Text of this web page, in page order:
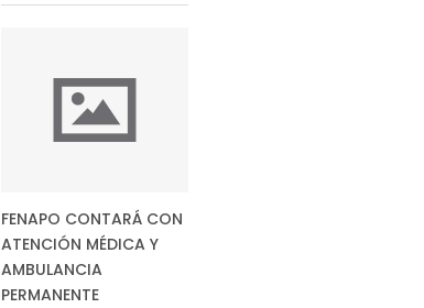
FENAPO CONTARÁ CON
ATENCIÓN MÉDICA Y
AMBULANCIA
PERMANENTE